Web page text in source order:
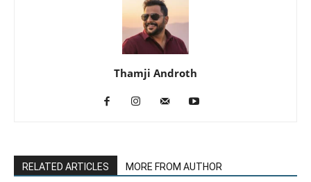
Thamji Androth
RELATED ARTICLES MORE FROM AUTHOR